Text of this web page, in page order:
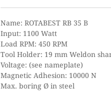
Name: ROTABEST RB 35 B
Input: 1100 Watt
Load RPM: 450 RPM
Tool Holder: 19 mm Weldon
Voltage: (see nameplate)
Magnetic Adhesion: 10000 N
Max. boring Ø in steel